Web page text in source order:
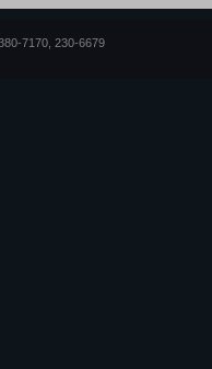
7170, 230-6679